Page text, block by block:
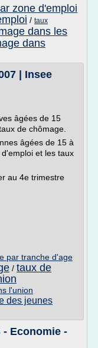
zone d'emploi
/ taux
dans les
dans
| Insee
âgées de 15
de chômage.
âgées de 15 à
et les taux
au 4e trimestre
par tranche d'age
/ taux de
l'union
des jeunes
- Economie -